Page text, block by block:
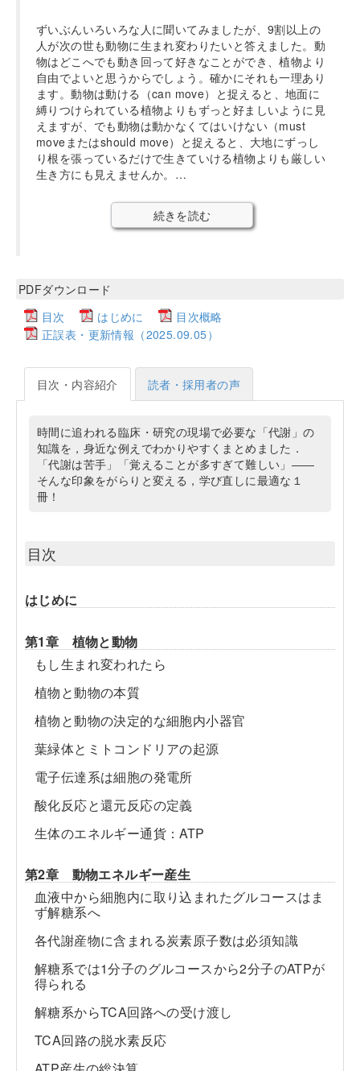
ずいぶんいろいろな人に聞いてみましたが、9割以上の
人が次の世も動物に生まれ変わりたいと答えました。動
物はどこへでも動き回って好きなことができ、植物より
自由でよいと思うからでしょう。確かにそれも一理あり
ます。動物は動ける（can move）と捉えると、地面に
縛りつけられている植物よりもずっと好ましいように見
えますが、でも動物は動かなくてはいけない（must
moveまたはshould move）と捉えると、大地にずっし
り根を張っているだけで生きていける植物よりも厳しい
生き方にも見えませんか。…
続きを読む
PDFダウンロード
目次
はじめに
目次概略
正誤表・更新情報（2025.09.05）
目次・内容紹介 読者・採用者の声
時間に追われる臨床・研究の現場で必要な「代謝」の
知識を，身近な例えでわかりやすくまとめました．
「代謝は苦手」「覚えることが多すぎて難しい」――
そんな印象をがらりと変える，学び直しに最適な１
冊！
目次
はじめに
第1章 植物と動物
もし生まれ変われたら
植物と動物の本質
植物と動物の決定的な細胞内小器官
葉緑体とミトコンドリアの起源
電子伝達系は細胞の発電所
酸化反応と還元反応の定義
生体のエネルギー通貨：ATP
第2章 動物エネルギー産生
血液中から細胞内に取り込まれたグルコースはま
ず解糖系へ
各代謝産物に含まれる炭素原子数は必須知識
解糖系では1分子のグルコースから2分子のATPが
得られる
解糖系からTCA回路への受け渡し
TCA回路の脱水素反応